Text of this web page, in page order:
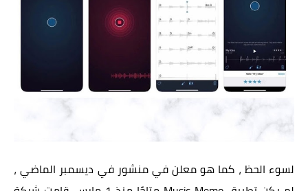
لسوء الحظ ، كما هو معلن في منشور في ديسمبر الماضي ،